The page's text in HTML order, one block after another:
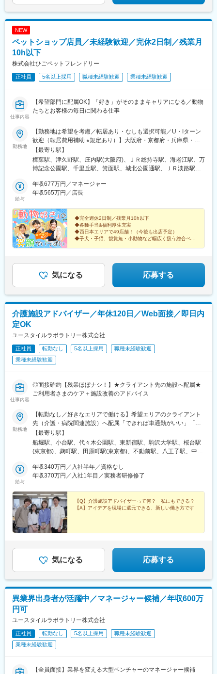
NEW
ペットショップ店員／未経験歓迎／完休2日制／残業月
10h以下
株式会社ひごペットフレンドリー
正社員 5名以上採用 職種未経験歓迎 業種未経験歓迎
仕事内容
【希望部門に配属OK】「好き」がそのままキャリアになる／動物
たちとお客様の毎日に関わる仕事
勤務地
【勤務地は希望を考慮／転居あり・なしも選択可能／U・Iターン
歓迎（転居費用補助 ※規定あり）】大阪府・京都府・兵庫県・奈
良県・和歌山県・愛知県・徳島県・高知県・香川県・愛媛県・広
島県・鳥取県・島根県・福岡県の直営店舗◎現在、愛知県・鳥取
県・中国地方エリアを積極採用中です！＜勤務地＞■大阪府／大阪
市・豊中市・枚方市・高槻市■京都府／京都市・八幡市・木津川市
■兵庫県／西宮市・伊丹市・加古川市・明石市・神戸市■奈良県／
市■愛知県／名古屋市・日進市・知多市・江南市■徳島県／板野郡
藍住町■香川県／高松市■愛媛県／今治市・伊予郡松前町■高知県
／高知市■広島県／広島市・福山市・廿日市市 ■鳥取県／鳥取市■
島根県／出雲市・松江市■福岡県／筑紫野市・北九州市◎受動喫煙
対策：分煙※喫煙所あり
【最寄り駅】
樟葉駅、津久野駅、庄内駅(大阪府)、ＪＲ総持寺駅、海老江駅、万
博記念公園駅、千里丘駅、箕面駅、城北公園通駅、ＪＲ淡路駅、
田駅、井原里駅、住之江公園駅、西二見駅、伊丹駅(阪急線)、加古
川駅、春日野道駅(阪神線)、西ノ京駅、大和高田駅、笠縫駅、浮孔
都芸術大学駅、東松江駅(和歌山県)、江南駅(愛知県)、古見駅(愛知
県)、港区役所駅、赤池駅(愛知県)、勝瑞駅、高知駅、伏石駅、古
泉駅、今治駅、道上駅、廿日市市役所前・平良駅、商工センター
入口駅、湖山駅、松江駅、出雲市駅、朝倉街道駅、西小倉駅、野
田駅(阪神線)、公園東口駅、下新庄駅、大小路駅、岩屋駅(兵庫
駅、平和通駅、野田阪神駅、淡路駅、花田口駅、灘駅、草津南
駅、小倉駅(福岡県)
給与
年収677万円／マネージャー
年収565万円／店長
◆完全週休2日制／残業月10h以下
◆各種手当&福利厚生充実
◆西日本エリアで49店舗！（今後も出店予定）
◆子犬・子猫、観賞魚・小動物など幅広く扱う総合ペッ
気になる 応募する
介護施設アドバイザー／年休120日／Web面接／即日内
定OK
ユースタイルラボラトリー株式会社
正社員 転勤なし 5名以上採用
職種未経験歓迎
業種未経験歓迎
仕事内容
◎面接確約【残業ほぼナシ！】★クライアント先の施設へ配属★
ご利用者さまのケア＋施設改善のアドバイス
勤務地
【転勤なし／好きなエリアで働ける】希望エリアのクライアント
先（介護・病院関連施設）へ配属「できれば車通勤がいい」「未
経験なので先輩スタッフと一緒に働きたい」等ご相談ください！
━━【配属エリア】━━＜1＞北海道・東北／北海道、岩手※、宮
城、福島＜2＞北関東／茨城、栃木、群馬＜3＞首都圏／東京、神
岡、岐阜＜6＞関西／大阪、京都、兵庫、和歌山、奈良※＜7＞中
四国／広島※、岡山※＜8＞九州／福岡、熊本※、長崎※、大分※、鹿
長期的に築くことができます！（※印のエリアは経験者のみ採用中
です）☆勤務地住所は一例となります。━━【転居希望者向けの
働き方も】━━将来的に地元を離れたい方は、半年ほど地元勤務
後、東京神奈川など首都圏への転勤も可能！移住支援制度（費用
会社負担）もあり、早期キャリアアップも見込めます！
【最寄り駅】
船堀駅、小台駅、代々木公園駅、東新宿駅、駒沢大学駅、桜台駅
(東京都)、麹町駅、田原町駅(東京都)、不動前駅、八王子駅、中野
駅(函館本線)、新道東駅、西２８丁目駅、郡山駅(福島県)、愛子
駅、北仙台駅、泉中央駅、作並駅、境町駅、高崎駅、東武宇都宮
駅、和光市駅、岩槻駅、志久駅、戸塚安行駅、久喜駅、浜野駅、
六実駅、常盤平駅、みどり台駅、柏駅、小机駅、古淵駅、高座渋
谷駅、横浜駅、辻堂駅、淵野辺駅、いずみ中央駅、越後赤塚駅、
新潟駅、見附駅、名鉄岐阜駅、松本駅、積志駅、東静岡駅、桜橋
駅(静岡県)、小垣江駅、北新川駅、神領駅、名鉄名古屋駅、小野駅
駅、神宮丸太町駅、古市駅(大阪府)、大日駅、門真南駅、瑞光四丁
目駅、星ケ丘駅(大阪府)、城北公園通駅、南巽駅、崇禅寺駅、尼崎
駅(阪神線)、山陽天満駅、加古川駅、新神戸駅、住吉駅(兵庫県・
東海道)、香櫨園駅、中山寺駅、大久保駅(兵庫県)、舞子公園駅、
六甲駅、富雄駅、横川駅、小網町駅、吉塚駅、茶山駅(福岡県)、九
大学研都市駅、福大前駅、竜田口駅、熊本駅、和歌山市駅、県庁
通り駅、代々木八幡駅、立場駅
給与
年収340万円／入社半年／資格なし
年収370万円／入社1年目／実務者研修修了
【Q】介護施設アドバイザーって何？ 私にもできる？
【A】アイデアを現場に還元できる、新しい働き方です
気になる 応募する
異業界出身者が活躍中／マネージャー候補／年収600万
円可
ユースタイルラボラトリー株式会社
正社員 転勤なし 5名以上採用
職種未経験歓迎
業種未経験歓迎
【全員面接】業界を変える大型ベンチャーのマネージャー候補